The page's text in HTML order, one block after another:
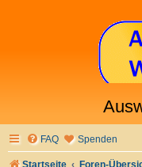
FAQ Spenden
Startseite Foren-